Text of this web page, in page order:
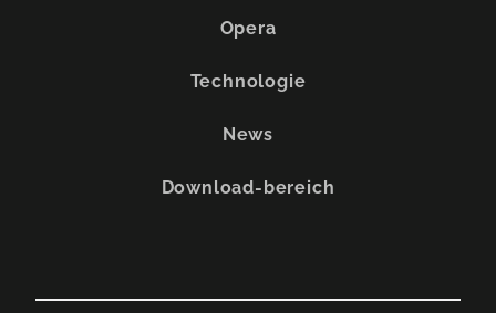
Opera
Technologie
News
Download-bereich